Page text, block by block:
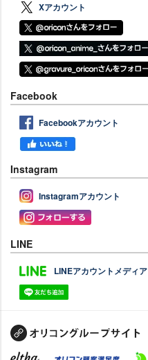
Xアカウント
Facebook
Facebookアカウント
Instagram
Instagramアカウント
LINE
LINEアカウントメディア